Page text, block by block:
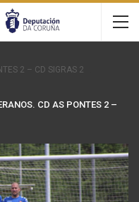
2 – CD SIGRAS 2
CD AS PONTES 2 –